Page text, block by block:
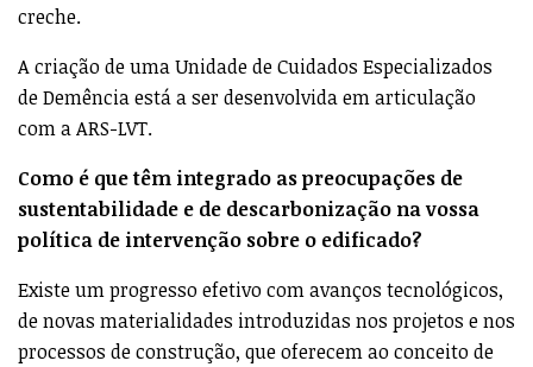
creche.
A criação de uma Unidade de Cuidados Especializados
de Demência está a ser desenvolvida em articulação
com a ARS-LVT.
Como é que têm integrado as preocupações de
sustentabilidade e de descarbonização na vossa
política de intervenção sobre o edificado?
Existe um progresso efetivo com avanços tecnológicos,
de novas materialidades introduzidas nos projetos e nos
processos de construção, que oferecem ao conceito de